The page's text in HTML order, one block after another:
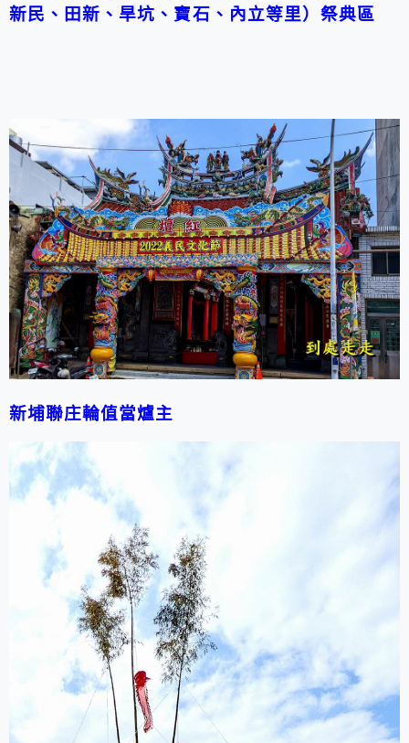
新民、田新、旱坑、寶石、內立等里）祭典區
新埔聯庄輪值當爐主